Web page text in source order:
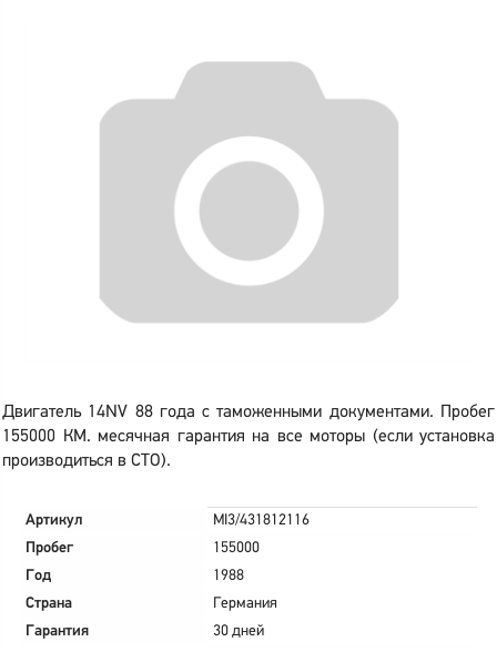
Двигатель 14NV 88 года с таможенными документами. Пробег
155000 КМ. месячная гарантия на все моторы (если установка
производиться в СТО).
Артикул
MI3/431812116
Пробег
155000
Год
1988
Страна
Германия
Гарантия
30 дней